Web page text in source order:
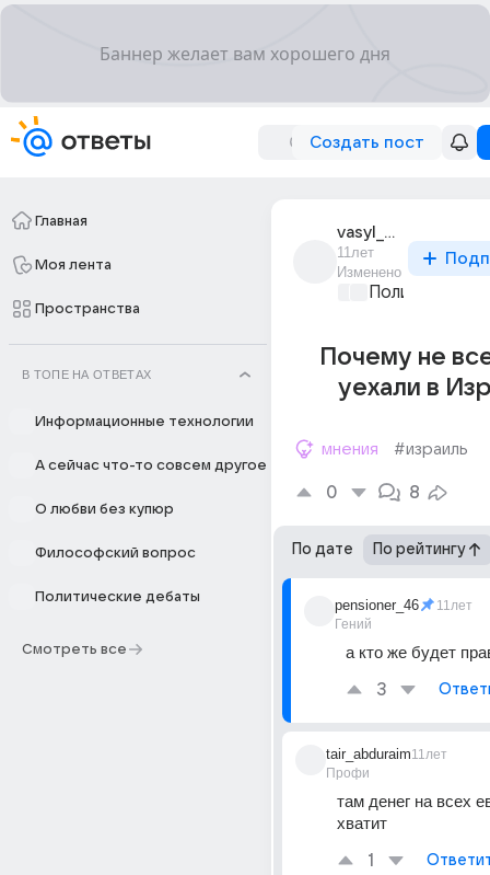
Создать пост
Главная
Моя лента
Пространства
В ТОПЕ НА ОТВЕТАХ
Информационные технологии
А сейчас что-то совсем другое
О любви без купюр
Философский вопрос
Политические дебаты
Смотреть все
vasyl_cothurnatus
11лет
Изменено
Почему не
уехали в
мнения #израиль
0 8
По дате По рейтингу
pensioner_46
Гений
11лет
а кто же будет
3
tair_abduraim
Профи
11лет
там денег на всех
хватит
1